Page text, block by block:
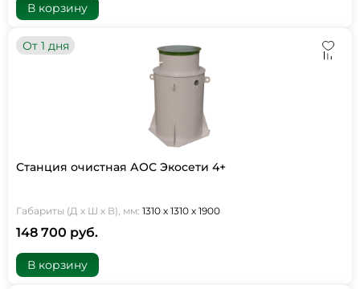
В корзину
От 1 дня
Станция очистная АОС Экосети 4+
Габариты (Д х Ш х В), мм: 1310 х 1310 х 1900
148 700 руб.
В корзину